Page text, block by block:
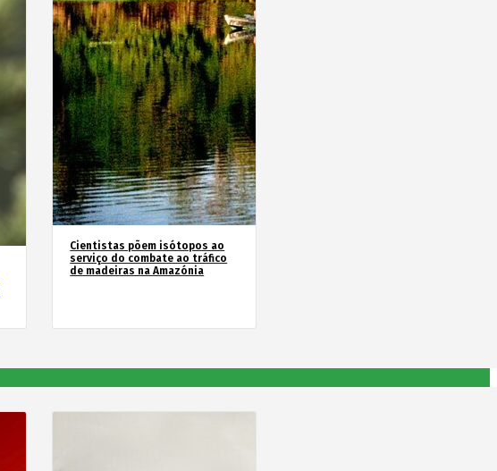
Cientistas põem isótopos ao
serviço do combate ao tráfico
de madeiras na Amazónia